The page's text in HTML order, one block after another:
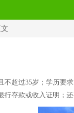
不超过35岁；学历要
存款或收入证明；